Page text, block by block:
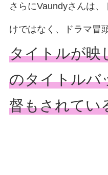
さらにVaundyさんは
けではなく、ドラマ冒
タイトルが映
のタイトルバ
督もされてい